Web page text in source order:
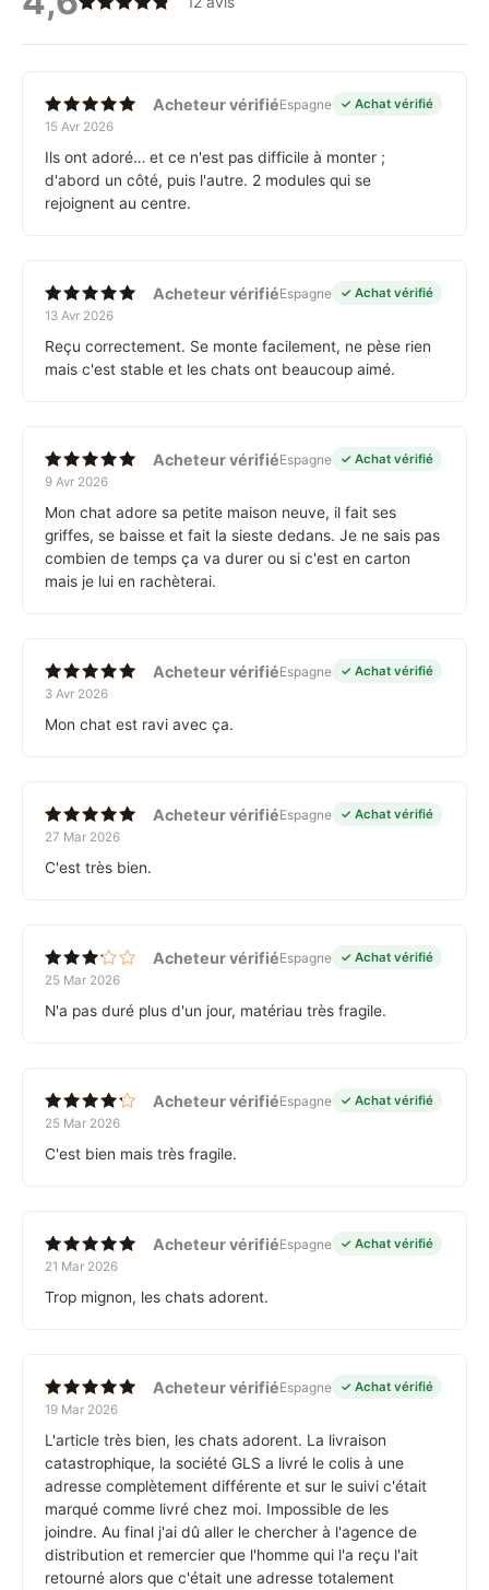
sur 5
Note5
Acheteur vérifiéEspagne
✓ Achat vérifié
15 Avr 2026
Ils ont adoré… et ce n'est pas difficile à monter ;
d'abord un côté, puis l'autre. 2 modules qui se
rejoignent au centre.
Note5
Acheteur vérifiéEspagne
✓ Achat vérifié
13 Avr 2026
Reçu correctement. Se monte facilement, ne pèse rien
mais c'est stable et les chats ont beaucoup aimé.
Note5
Acheteur vérifiéEspagne
✓ Achat vérifié
9 Avr 2026
Mon chat adore sa petite maison neuve, il fait ses
griffes, se baisse et fait la sieste dedans. Je ne sais pas
combien de temps ça va durer ou si c'est en carton
mais je lui en rachèterai.
Note5
Acheteur vérifiéEspagne
✓ Achat vérifié
3 Avr 2026
Mon chat est ravi avec ça.
Note5
Acheteur vérifiéEspagne
✓ Achat vérifié
27 Mar 2026
C'est très bien.
Note
5
Acheteur vérifiéEspagne
✓ Achat vérifié
25 Mar 2026
N'a pas duré plus d'un jour, matériau très fragile.
Note4
Acheteur vérifiéEspagne
✓ Achat vérifié
25 Mar 2026
C'est bien mais très fragile.
Note5
Acheteur vérifiéEspagne
✓ Achat vérifié
21 Mar 2026
Trop mignon, les chats adorent.
Note5
Acheteur vérifiéEspagne
✓ Achat vérifié
19 Mar 2026
L'article très bien, les chats adorent. La livraison
catastrophique, la société GLS a livré le colis à une
adresse complètement différente et sur le suivi c'était
marqué comme livré chez moi. Impossible de les
joindre. Au final j'ai dû aller le chercher à l'agence de
distribution et remercier que l'homme qui l'a reçu l'ait
retourné alors que c'était une adresse totalement